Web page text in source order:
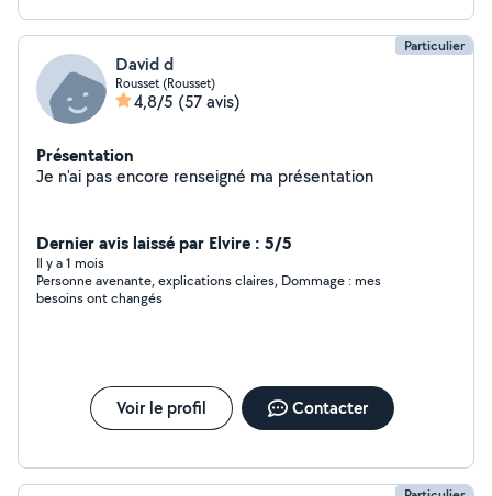
Particulier
David d
Rousset (Rousset)
4,8/5 (57 avis)
Présentation
Je n'ai pas encore renseigné ma présentation
Dernier avis laissé par Elvire : 5/5
Il y a 1 mois
Personne avenante, explications claires, Dommage : mes
besoins ont changés
Voir le profil Contacter